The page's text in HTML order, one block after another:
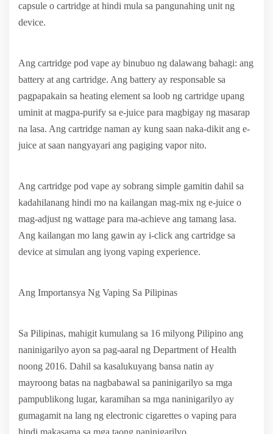
capsule o cartridge at hindi mula sa pangunahing unit ng
device.
Ang cartridge pod vape ay binubuo ng dalawang bahagi: ang
battery at ang cartridge. Ang battery ay responsable sa
pagpapakain sa heating element sa loob ng cartridge upang
uminit at magpa-purify sa e-juice para magbigay ng masarap
na lasa. Ang cartridge naman ay kung saan naka-dikit ang e-
juice at saan nangyayari ang pagiging vapor nito.
Ang cartridge pod vape ay sobrang simple gamitin dahil sa
kadahilanang hindi mo na kailangan mag-mix ng e-juice o
mag-adjust ng wattage para ma-achieve ang tamang lasa.
Ang kailangan mo lang gawin ay i-click ang cartridge sa
device at simulan ang iyong vaping experience.
Ang Importansya Ng Vaping Sa Pilipinas
Sa Pilipinas, mahigit kumulang sa 16 milyong Pilipino ang
naninigarilyo ayon sa pag-aaral ng Department of Health
noong 2016. Dahil sa kasalukuyang bansa natin ay
mayroong batas na nagbabawal sa paninigarilyo sa mga
pampublikong lugar, karamihan sa mga naninigarilyo ay
gumagamit na lang ng electronic cigarettes o vaping para
hindi makasama sa mga taong naninigarilyo.